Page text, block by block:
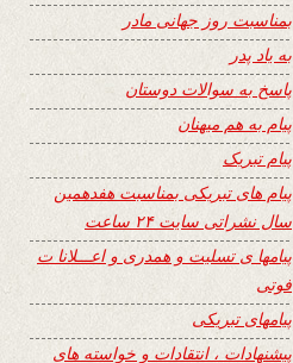
بمناسبت روز جهانی مادر
به یاد پدر
پاسخ به سوالات دوستان
پیام به هم میهنان
پیام تبریک
پیام های تبریکی بمناسبت هفدهمین
سال نشراتی سایت ۲۴ ساعت
پیامها ی تسلیت و همدری و اعـــلانا ت
فوتی
پیامهای تبریکی
پیشنهادات ، انتقادات و خواسته های